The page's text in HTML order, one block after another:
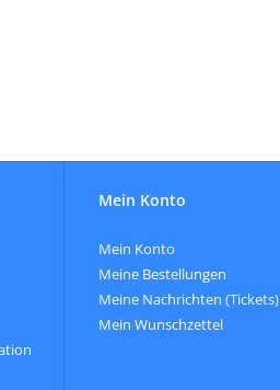
Mein Konto
Mein Konto
Meine Bestellungen
Meine Nachrichten (Tickets)
Mein Wunschzettel